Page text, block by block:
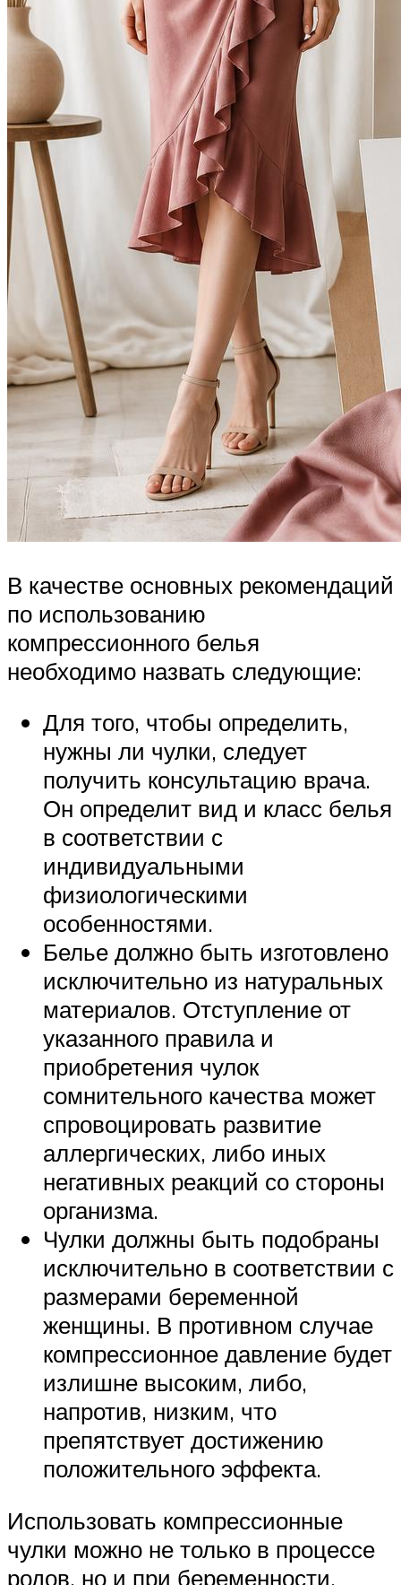
В качестве основных рекомендаций
по использованию
компрессионного белья
необходимо назвать следующие:
Для того, чтобы определить,
нужны ли чулки, следует
получить консультацию врача.
Он определит вид и класс белья
в соответствии с
индивидуальными
физиологическими
особенностями.
Белье должно быть изготовлено
исключительно из натуральных
материалов. Отступление от
указанного правила и
приобретения чулок
сомнительного качества может
спровоцировать развитие
аллергических, либо иных
негативных реакций со стороны
организма.
Чулки должны быть подобраны
исключительно в соответствии с
размерами беременной
женщины. В противном случае
компрессионное давление будет
излишне высоким, либо,
напротив, низким, что
препятствует достижению
положительного эффекта.
Использовать компрессионные
чулки можно не только в процессе
родов, но и при беременности.